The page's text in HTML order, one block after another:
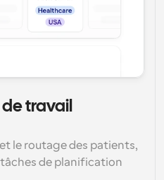
travail
le routage des patients,
de planification